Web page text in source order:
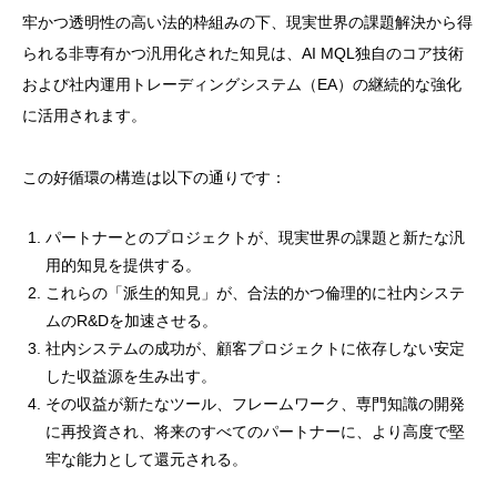
牢かつ透明性の高い法的枠組みの下、現実世界の課題解決から得
られる非専有かつ汎用化された知見は、AI MQL独自のコア技術
および社内運用トレーディングシステム（EA）の継続的な強化
に活用されます。
この好循環の構造は以下の通りです：
パートナーとのプロジェクトが、現実世界の課題と新たな汎
用的知見を提供する。
これらの「派生的知見」が、合法的かつ倫理的に社内システ
ムのR&Dを加速させる。
社内システムの成功が、顧客プロジェクトに依存しない安定
した収益源を生み出す。
その収益が新たなツール、フレームワーク、専門知識の開発
に再投資され、将来のすべてのパートナーに、より高度で堅
牢な能力として還元される。